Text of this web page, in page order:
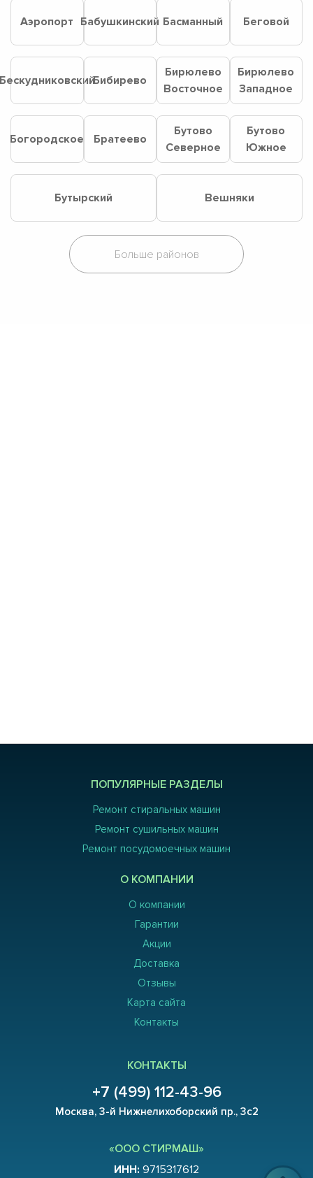
Аэропорт Бабушкинский Басманный Беговой
Бибирево
Бирюлево
Восточное
Бирюлево
Западное
Богородское Братеево
Бутово
Северное
Бутово
Южное
Бутырский Вешняки
ПОПУЛЯРНЫЕ РАЗДЕЛЫ
Ремонт стиральных машин
Ремонт сушильных машин
Ремонт посудомоечных машин
О КОМПАНИИ
О компании
Гарантии
Акции
Доставка
Отзывы
Карта сайта
Контакты
КОНТАКТЫ
+7 (499) 112-43-96
Москва, 3-й Нижнелихоборский пр., 3с2
«ООО СТИРМАШ»
ИНН: 9715317612